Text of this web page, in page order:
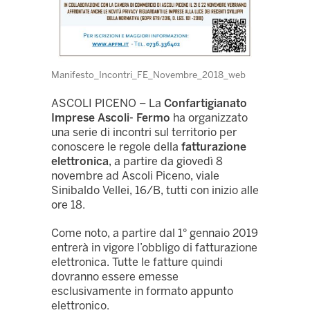
Manifesto_Incontri_FE_Novembre_2018_web
ASCOLI PICENO – La Confartigianato
Imprese Ascoli- Fermo ha organizzato
una serie di incontri sul territorio per
conoscere le regole della fatturazione
elettronica, a partire da giovedì 8
novembre ad Ascoli Piceno, viale
Sinibaldo Vellei, 16/B, tutti con inizio alle
ore 18.
Come noto, a partire dal 1° gennaio 2019
entrerà in vigore l’obbligo di fatturazione
elettronica. Tutte le fatture quindi
dovranno essere emesse
esclusivamente in formato appunto
elettronico.